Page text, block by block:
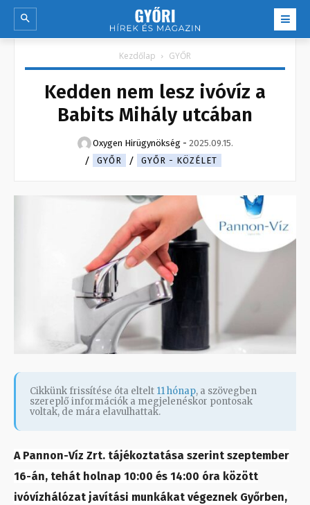
Kezdőlap GYŐR
Kedden nem lesz ivóvíz a
Babits Mihály utcában
Oxygen Hirügynökség - 2025.09.15.
GYŐR
GYŐR - KÖZÉLET
Cikkünk frissítése óta eltelt 11 hónap, a szövegben
szereplő információk a megjelenéskor pontosak
voltak, de mára elavulhattak.
A Pannon-Víz Zrt. tájékoztatása szerint szeptember
16-án, tehát holnap 10:00 és 14:00 óra között
ivóvízhálózat javítási munkákat végeznek Győrben,